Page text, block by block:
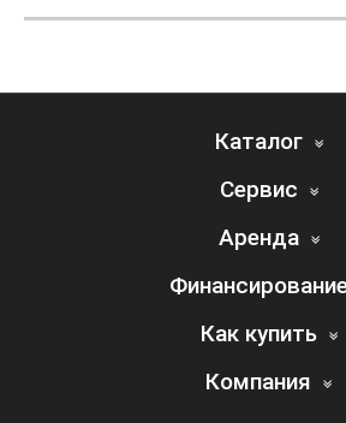
Каталог
Сервис
Аренда
Как купить
Компания